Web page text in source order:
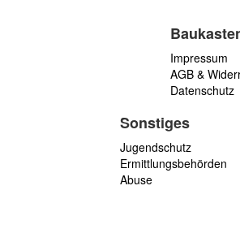
Impressum
AGB &
Datenschutz
Sonstiges
Jugendschutz
Ermittlungsbehörden
Abuse